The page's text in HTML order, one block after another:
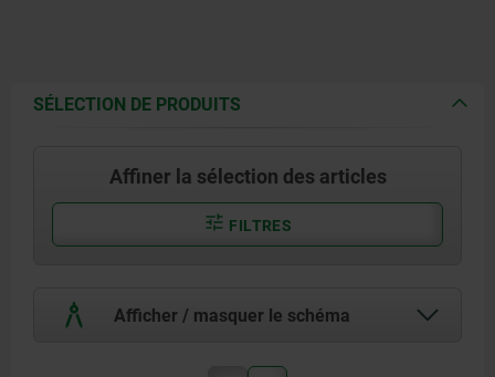
SÉLECTION DE PRODUITS
Affiner la sélection des articles
FILTRES
Afficher / masquer le schéma